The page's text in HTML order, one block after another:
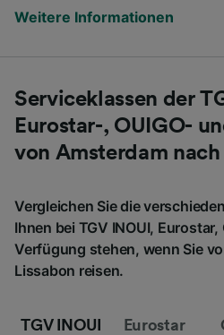
Weitere Informationen
Serviceklassen der
Eurostar-, OUIGO-
von Amsterdam nach
Vergleichen Sie die
Ihnen bei TGV INOUI, Eurostar,
Verfügung stehen, wenn Sie
Lissabon reisen.
TGV INOUI Eurostar